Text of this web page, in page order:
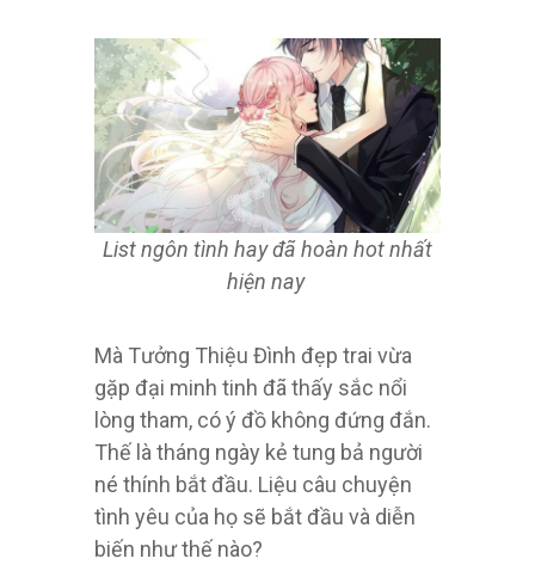
List ngôn tình hay đã hoàn hot nhất
hiện nay
Mà Tưởng Thiệu Đình đẹp trai vừa
gặp đại minh tinh đã thấy sắc nổi
lòng tham, có ý đồ không đứng đắn.
Thế là tháng ngày kẻ tung bả người
né thính bắt đầu. Liệu câu chuyện
tình yêu của họ sẽ bắt đầu và diễn
biến như thế nào?